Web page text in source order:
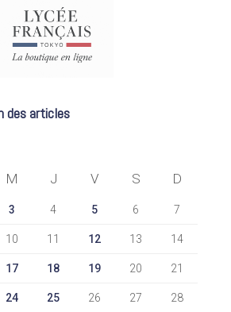
des articles
M J V S D
3 4 5 6 7
10 11 12 13 14
17 18 19 20 21
24 25 26 27 28